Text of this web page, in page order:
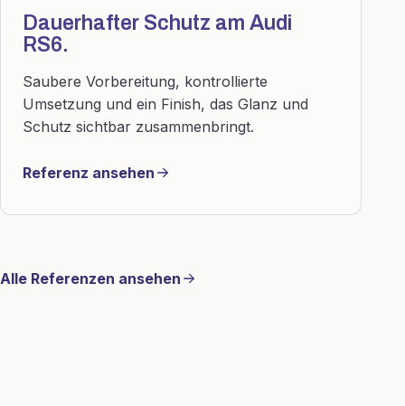
Dauerhafter Schutz am Audi
RS6.
Saubere Vorbereitung, kontrollierte
Umsetzung und ein Finish, das Glanz und
Schutz sichtbar zusammenbringt.
Referenz ansehen
Alle Referenzen ansehen